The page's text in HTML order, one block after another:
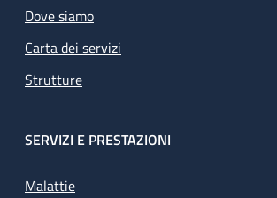
Dove siamo
Carta dei servizi
Strutture
SERVIZI E PRESTAZIONI
Malattie